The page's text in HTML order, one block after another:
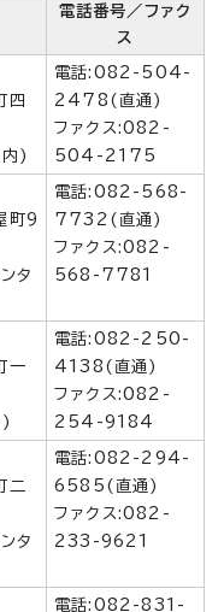
電話番号／ファク
ス
四
)
電話:082-504-
2478(直通)
ファクス:082-
504-2175
町9
タ
電話:082-568-
7732(直通)
ファクス:082-
568-7781
一
)
電話:082-250-
4138(直通)
ファクス:082-
254-9184
二
タ
電話:082-294-
6585(直通)
ファクス:082-
233-9621
電話:082-831-